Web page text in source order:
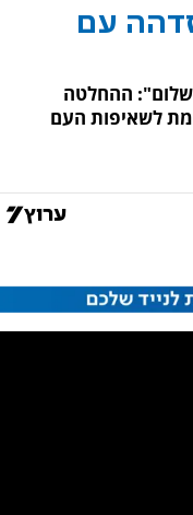
עם
ההחלטה
לשאיפות העם